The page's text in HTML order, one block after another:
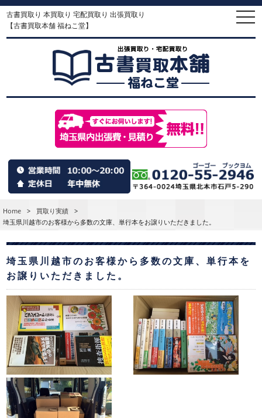
古書買取り 本買取り 宅配買取り 出張買取り
【古書買取本舗 福ねこ堂】
Home > 買取り実績
>
埼玉県川越市のお客様から多数の文庫、単行本をお譲りいただきました。
埼玉県川越市のお客様から多数の文庫、単行本を
お譲りいただきました。